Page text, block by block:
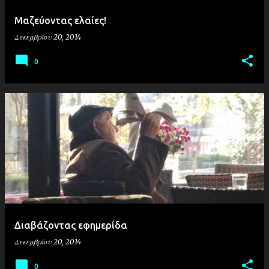
Μαζεύοντας ελαίες!
Δεκεμβρίου 20, 2014
0
Διαβάζοντας εφημερίδα
Δεκεμβρίου 20, 2014
0